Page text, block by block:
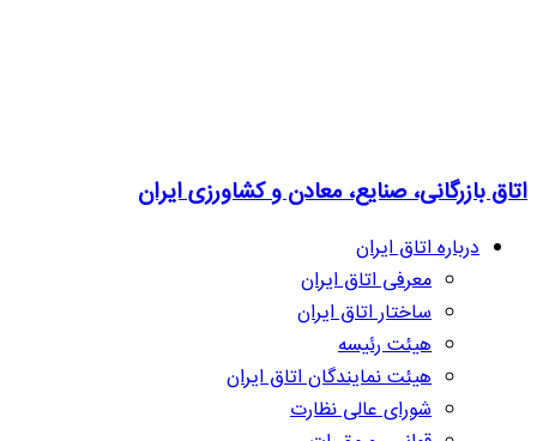
اتاق بازرگانی، صنایع، معادن و کشاورزی ایران
درباره اتاق ایران
معرفی اتاق ایران
ساختار اتاق ایران
هیئت رئیسه
هیئت نمایندگان اتاق ایران
شورای عالی نظارت